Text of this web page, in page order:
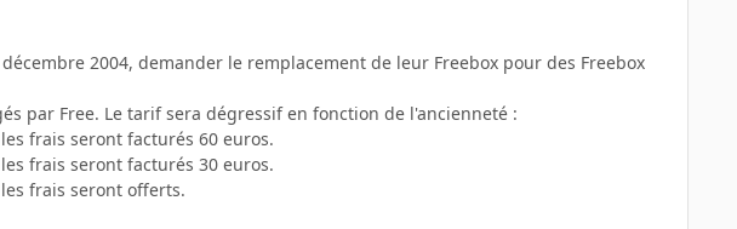
2004, demander le remplacement de leur Freebox pour des Freebox
par Free. Le tarif sera dégressif en fonction de l'ancienneté :
frais seront facturés 60 euros.
frais seront facturés 30 euros.
frais seront offerts.